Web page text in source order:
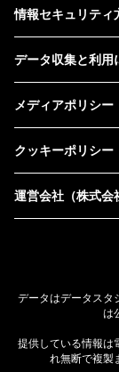
情報セキュリティ
データ収集と利用
メディアポリシー
クッキーポリシー
運営会社（株式会
データはデータスタ
は
提供している情報は
れ無断で複製